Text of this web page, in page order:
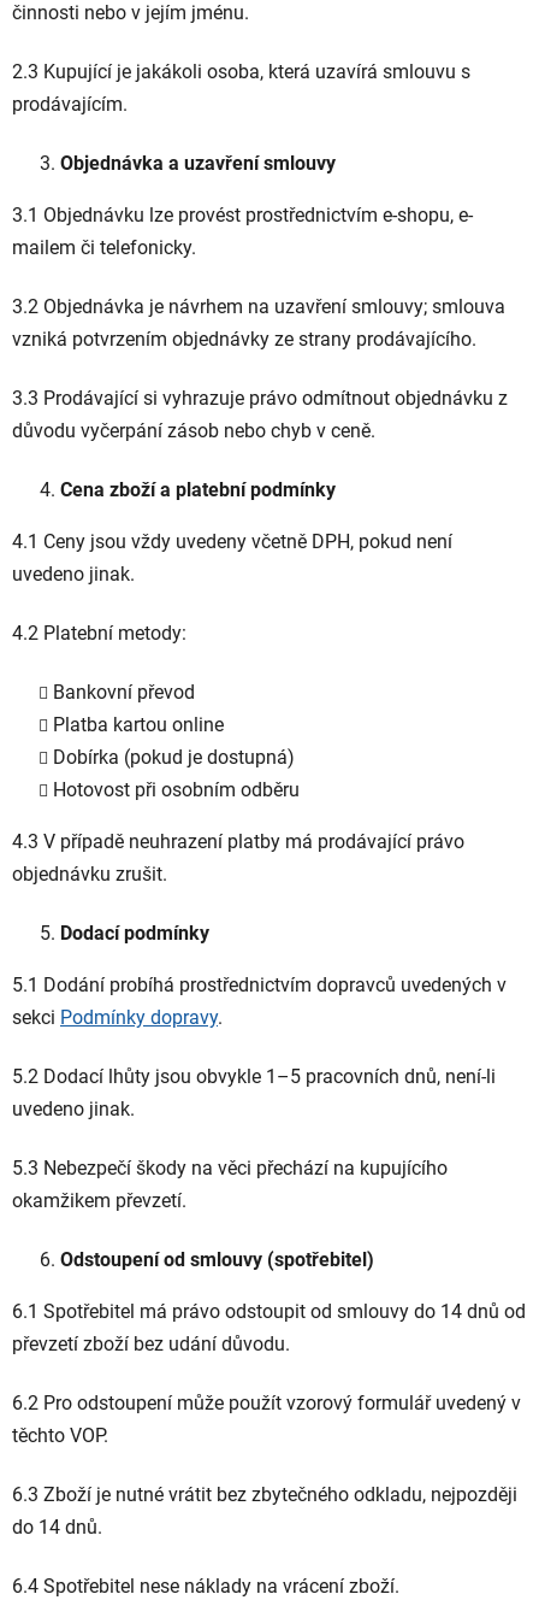
činnosti nebo v jejím jménu.
2.3 Kupující je jakákoli osoba, která uzavírá smlouvu s
prodávajícím.
Objednávka a uzavření smlouvy
3.1 Objednávku lze provést prostřednictvím e-shopu, e-
mailem či telefonicky.
3.2 Objednávka je návrhem na uzavření smlouvy; smlouva
vzniká potvrzením objednávky ze strany prodávajícího.
3.3 Prodávající si vyhrazuje právo odmítnout objednávku z
důvodu vyčerpání zásob nebo chyb v ceně.
Cena zboží a platební podmínky
4.1 Ceny jsou vždy uvedeny včetně DPH, pokud není
uvedeno jinak.
4.2 Platební metody:
Bankovní převod
Platba kartou online
Dobírka (pokud je dostupná)
Hotovost při osobním odběru
4.3 V případě neuhrazení platby má prodávající právo
objednávku zrušit.
Dodací podmínky
5.1 Dodání probíhá prostřednictvím dopravců uvedených v
sekci Podmínky dopravy.
5.2 Dodací lhůty jsou obvykle 1–5 pracovních dnů, není-li
uvedeno jinak.
5.3 Nebezpečí škody na věci přechází na kupujícího
okamžikem převzetí.
Odstoupení od smlouvy (spotřebitel)
6.1 Spotřebitel má právo odstoupit od smlouvy do 14 dnů od
převzetí zboží bez udání důvodu.
6.2 Pro odstoupení může použít vzorový formulář uvedený v
těchto VOP.
6.3 Zboží je nutné vrátit bez zbytečného odkladu, nejpozději
do 14 dnů.
6.4 Spotřebitel nese náklady na vrácení zboží.